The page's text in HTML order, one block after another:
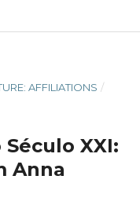
AFFILIATIONS /
XXI:
Anna